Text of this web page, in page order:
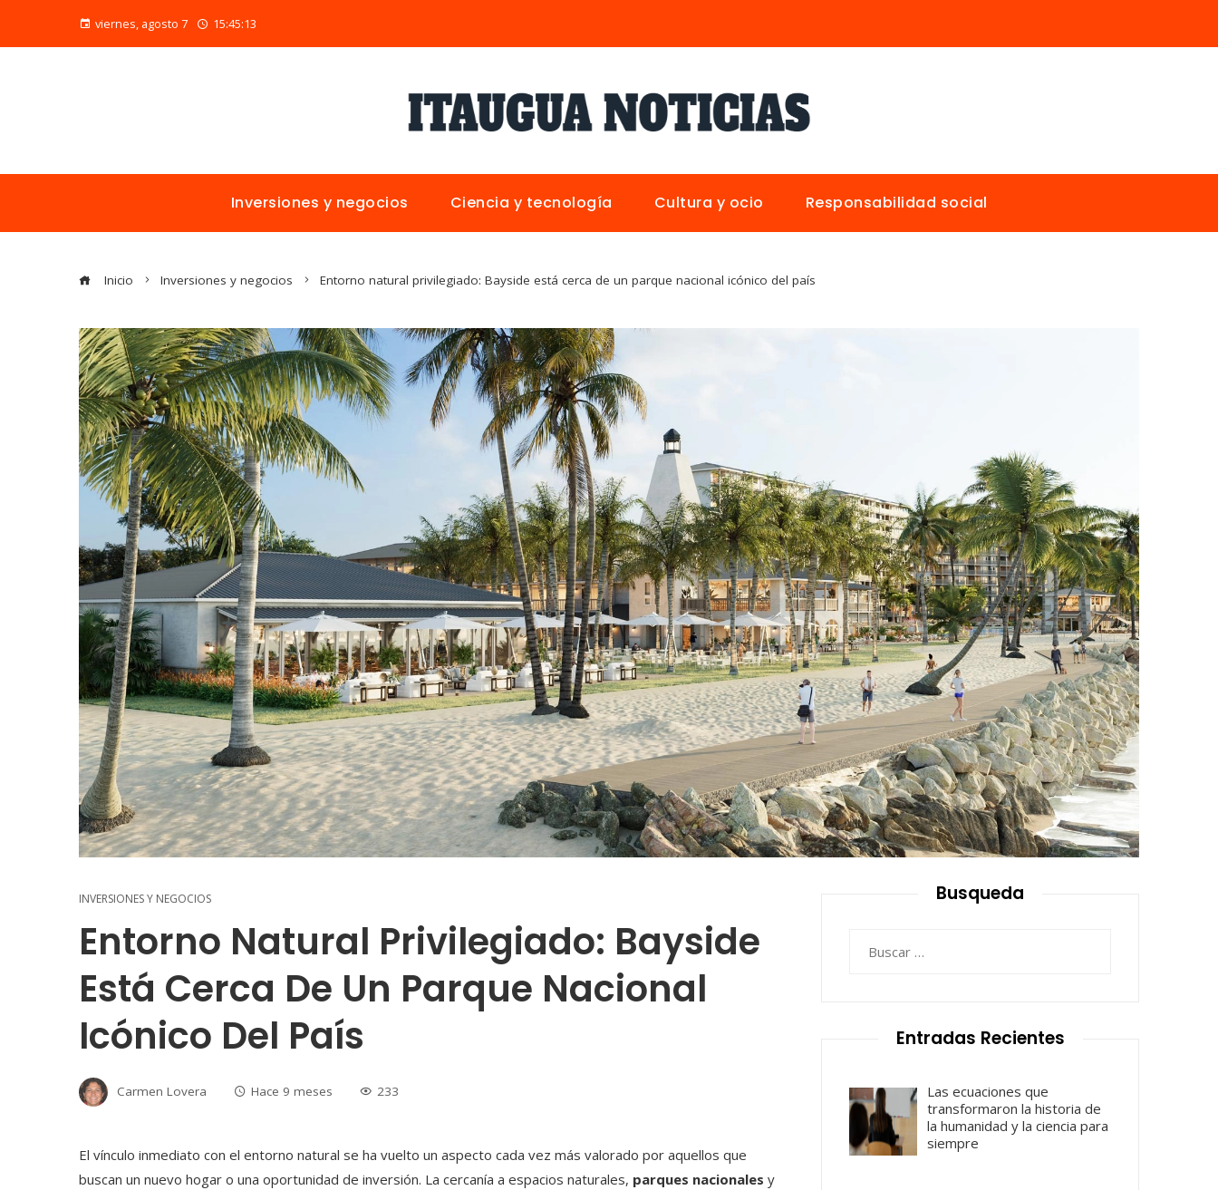
viernes, agosto 7 15:45:14
Inversiones y negocios Ciencia y tecnología Cultura y ocio Responsabilidad social
Inicio Inversiones y negocios Entorno natural privilegiado: Bayside está cerca de un parque nacional icónico del país
INVERSIONES Y NEGOCIOS
Entorno Natural Privilegiado: Bayside
Está Cerca De Un Parque Nacional
Icónico Del País
Carmen Lovera Hace 9 meses 233
El vínculo inmediato con el entorno natural se ha vuelto un aspecto cada vez más valorado por aquellos que
buscan un nuevo hogar o una oportunidad de inversión. La cercanía a espacios naturales, parques nacionales y
Busqueda
Entradas Recientes
Las ecuaciones que
transformaron la historia de
la humanidad y la ciencia para
siempre